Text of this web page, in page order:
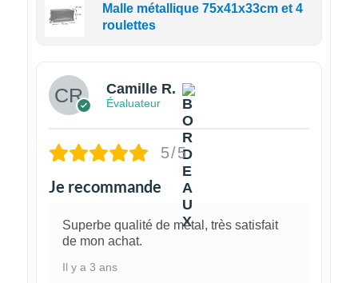
Malle métallique 75x41x33cm et 4
roulettes
Camille R.
Évaluateur
5/5
Je recommande
Superbe qualité de métal, très satisfait
de mon achat.
Il y a 3 ans